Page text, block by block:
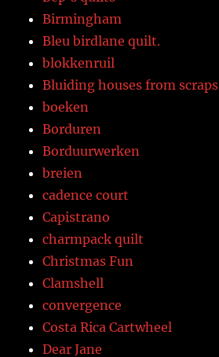
Birmingham
Bleu birdlane quilt.
blokkenruil
Bluiding houses from scraps
boeken
Borduren
Borduurwerken
breien
cadence court
Capistrano
charmpack quilt
Christmas Fun
Clamshell
convergence
Costa Rica Cartwheel
Dear Jane